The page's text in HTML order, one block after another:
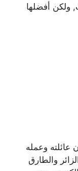
ولكن أفضلها
عائلته وعمله
والطارق